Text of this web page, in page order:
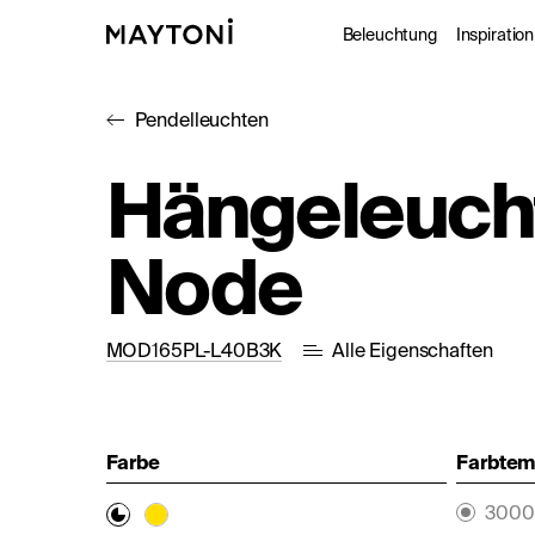
Beleuchtung Inspiration
Pendelleuchten
Node
MOD165PL-L40B3K Alle Eigenschaften
Farbe
3000